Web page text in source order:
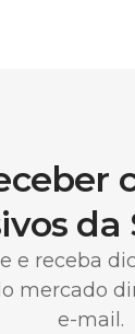
da
e receba
mercado
e-mail.